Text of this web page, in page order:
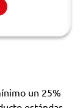
un 25%